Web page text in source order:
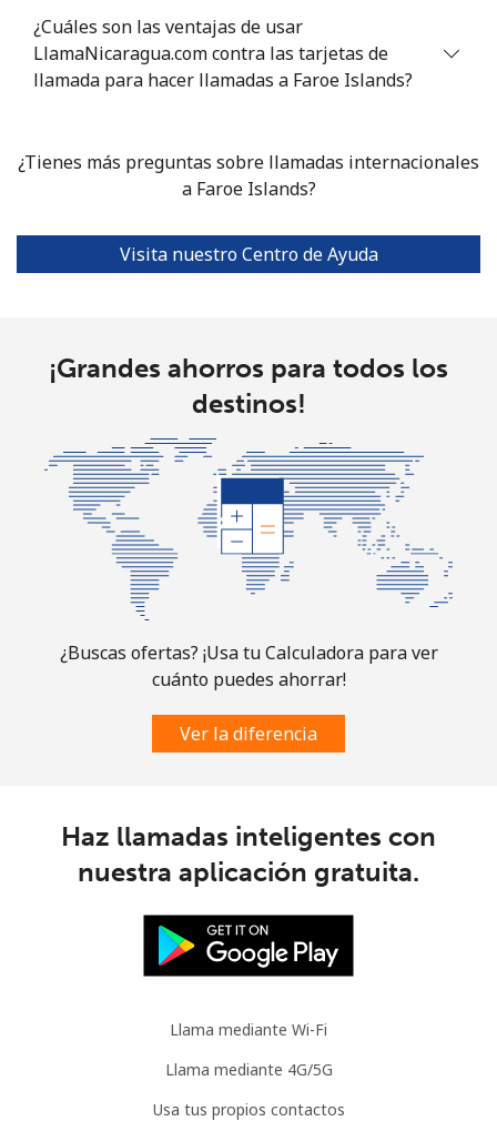
¿Cuáles son las ventajas de usar
LlamaNicaragua.com contra las tarjetas de
llamada para hacer llamadas a Faroe Islands?
¿Tienes más preguntas sobre llamadas internacionales
a Faroe Islands?
Visita nuestro Centro de Ayuda
¡Grandes ahorros para todos los
destinos!
¿Buscas ofertas? ¡Usa tu Calculadora para ver
cuánto puedes ahorrar!
Ver la diferencia
Haz llamadas inteligentes con
nuestra aplicación gratuita.
Llama mediante Wi-Fi
Llama mediante 4G/5G
Usa tus propios contactos